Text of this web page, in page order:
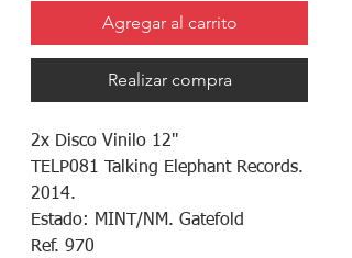
Agregar al carrito
Realizar compra
2x Disco Vinilo 12"
TELP081 Talking Elephant Records.
2014.
Estado: MINT/NM. Gatefold
Ref. 970